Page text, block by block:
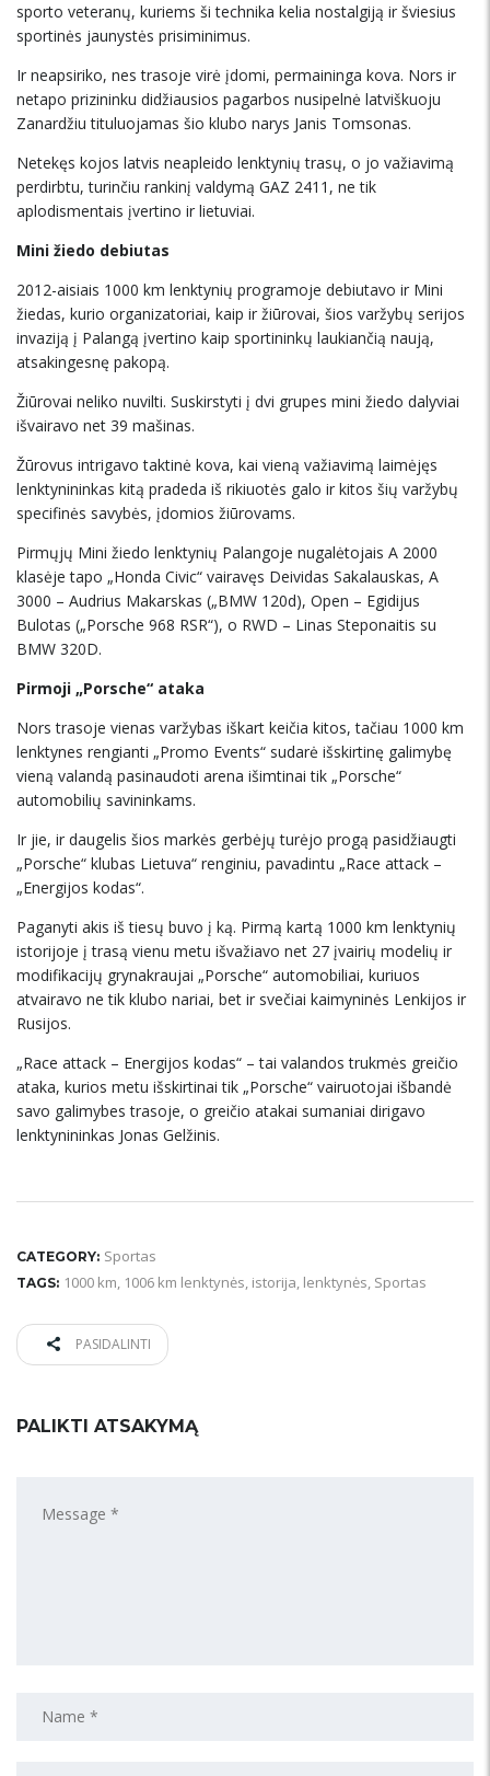
sporto veteranų, kuriems ši technika kelia nostalgiją ir šviesius
sportinės jaunystės prisiminimus.
Ir neapsiriko, nes trasoje virė įdomi, permaininga kova. Nors ir
netapo prizininku didžiausios pagarbos nusipelnė latviškuoju
Zanardžiu tituluojamas šio klubo narys Janis Tomsonas.
Netekęs kojos latvis neapleido lenktynių trasų, o jo važiavimą
perdirbtu, turinčiu rankinį valdymą GAZ 2411, ne tik
aplodismentais įvertino ir lietuviai.
Mini žiedo debiutas
2012-aisiais 1000 km lenktynių programoje debiutavo ir Mini
žiedas, kurio organizatoriai, kaip ir žiūrovai, šios varžybų serijos
invaziją į Palangą įvertino kaip sportininkų laukiančią naują,
atsakingesnę pakopą.
Žiūrovai neliko nuvilti. Suskirstyti į dvi grupes mini žiedo dalyviai
išvairavo net 39 mašinas.
Žūrovus intrigavo taktinė kova, kai vieną važiavimą laimėjęs
lenktynininkas kitą pradeda iš rikiuotės galo ir kitos šių varžybų
specifinės savybės, įdomios žiūrovams.
Pirmųjų Mini žiedo lenktynių Palangoje nugalėtojais A 2000
klasėje tapo „Honda Civic“ vairavęs Deividas Sakalauskas, A
3000 – Audrius Makarskas („BMW 120d), Open – Egidijus
Bulotas („Porsche 968 RSR“), o RWD – Linas Steponaitis su
BMW 320D.
Pirmoji „Porsche“ ataka
Nors trasoje vienas varžybas iškart keičia kitos, tačiau 1000 km
lenktynes rengianti „Promo Events“ sudarė išskirtinę galimybę
vieną valandą pasinaudoti arena išimtinai tik „Porsche“
automobilių savininkams.
Ir jie, ir daugelis šios markės gerbėjų turėjo progą pasidžiaugti
„Porsche“ klubas Lietuva“ renginiu, pavadintu „Race attack –
„Energijos kodas“.
Paganyti akis iš tiesų buvo į ką. Pirmą kartą 1000 km lenktynių
istorijoje į trasą vienu metu išvažiavo net 27 įvairių modelių ir
modifikacijų grynakraujai „Porsche“ automobiliai, kuriuos
atvairavo ne tik klubo nariai, bet ir svečiai kaimyninės Lenkijos ir
Rusijos.
„Race attack – Energijos kodas“ – tai valandos trukmės greičio
ataka, kurios metu išskirtinai tik „Porsche“ vairuotojai išbandė
savo galimybes trasoje, o greičio atakai sumaniai dirigavo
lenktynininkas Jonas Gelžinis.
CATEGORY: Sportas
TAGS: 1000 km, 1006 km lenktynės, istorija, lenktynės, Sportas
PASIDALINTI
PALIKTI ATSAKYMĄ